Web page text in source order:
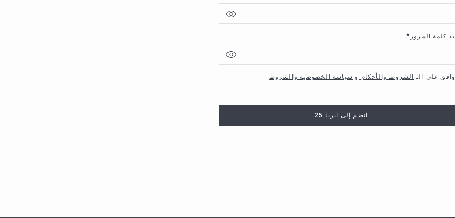
كلمة المرور *
على الـ الشروط والأحكام و سياسة الخصوصية والشروط
انضم إلى ايريا 25